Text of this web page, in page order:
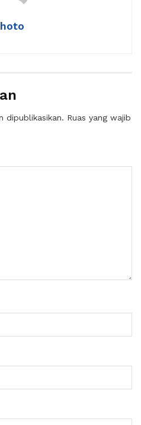
dipublikasikan. Ruas yang wajib